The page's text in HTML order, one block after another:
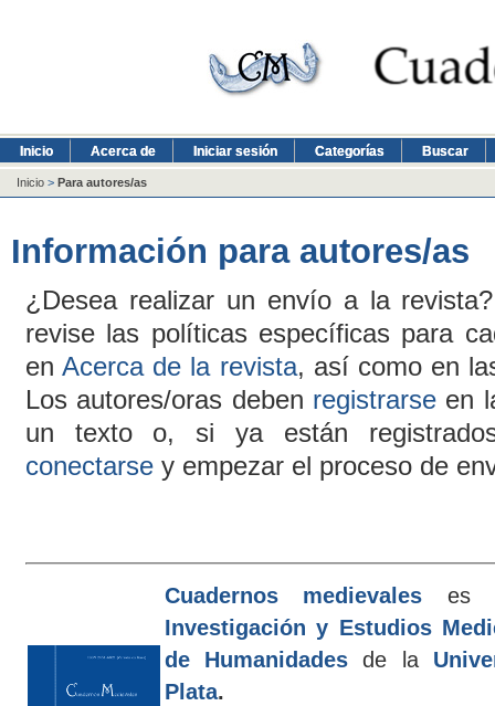
Inicio Acerca de Iniciar sesión Categorías Buscar
Inicio > Para autores/as
Información para autores/as
¿Desea realizar un envío a la
revise las políticas específicas para
enAcerca de la revista, así como en
Los autores/oras deben registrarse en
un texto o, si ya están
conectarsey empezar el proceso de
Cuadernos medievales es
Investigación y Estudios
de Humanidades de la
Plata.